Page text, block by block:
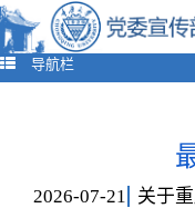
导航栏
2026-07-21
关于